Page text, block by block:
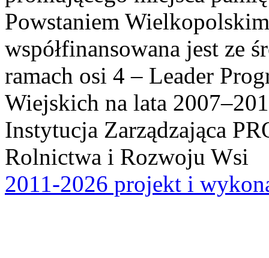
Powstaniem
współfinansowana jest ze
ramach osi 4 – Leader
Wiejskich na lata
Instytucja Zarządzająca
Rolnictwa i Rozwoju Wsi
2011-2026 projekt i